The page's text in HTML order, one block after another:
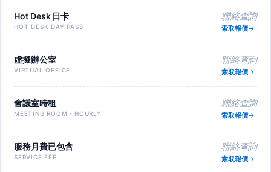
Hot Desk 日卡
HOT DESK DAY PASS
聯絡查詢
索取報價
虛擬辦公室
VIRTUAL OFFICE
聯絡查詢
索取報價
會議室時租
MEETING ROOM · HOURLY
聯絡查詢
索取報價
服務月費已包含
SERVICE FEE
聯絡查詢
索取報價